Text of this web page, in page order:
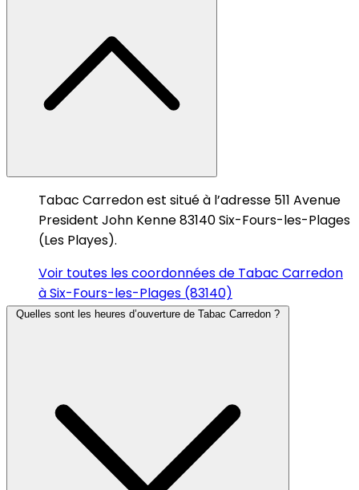
Tabac Carredon est situé à l’adresse 511 Avenue
President John Kenne 83140 Six-Fours-les-Plages
(Les Playes).
Voir toutes les coordonnées de Tabac Carredon
à Six-Fours-les-Plages (83140)
Quelles sont les heures d’ouverture de Tabac Carredon ?